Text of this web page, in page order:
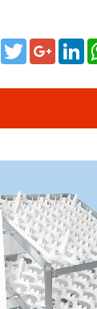
FacebookTwitterGoogle+